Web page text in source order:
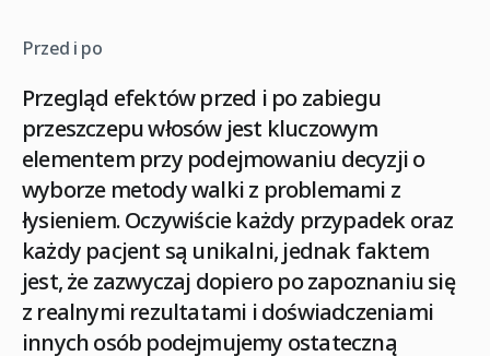
Przed i po
Przegląd efektówprzed i po zabiegu
przeszczepu włosówjest kluczowym
elementem przy podejmowaniu decyzji o
wyborze metody walki z problemami z
łysieniem. Oczywiście każdy przypadek oraz
każdy pacjent są unikalni, jednak faktem
jest, że zazwyczaj dopiero po zapoznaniu się
z realnymi rezultatami i doświadczeniami
innych osób podejmujemy ostateczną